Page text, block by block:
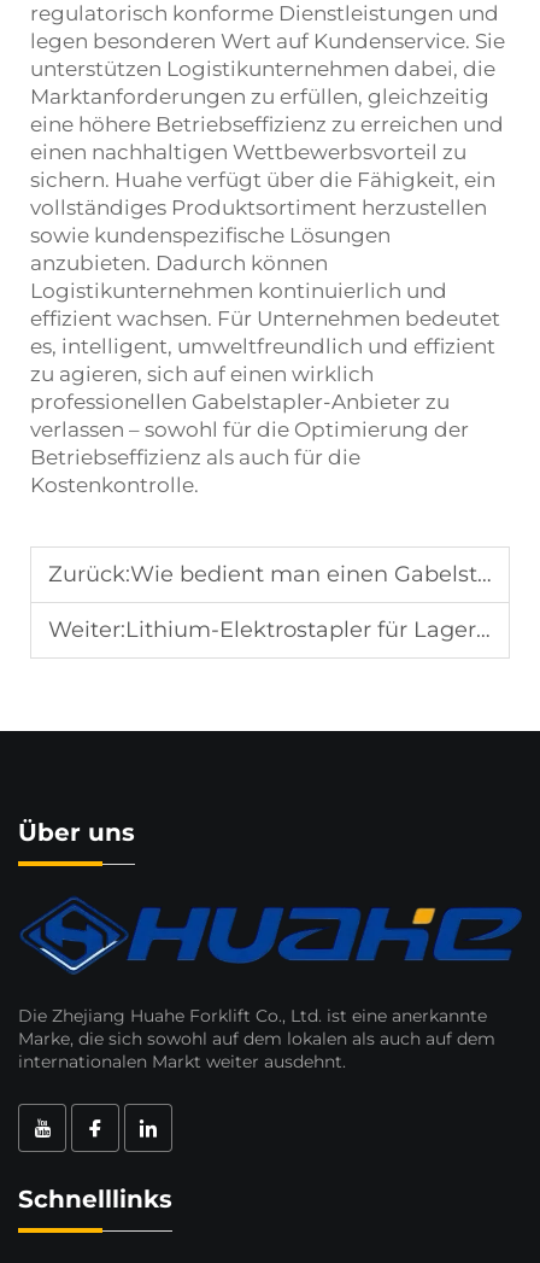
regulatorisch konforme Dienstleistungen und
legen besonderen Wert auf Kundenservice. Sie
unterstützen Logistikunternehmen dabei, die
Marktanforderungen zu erfüllen, gleichzeitig
eine höhere Betriebseffizienz zu erreichen und
einen nachhaltigen Wettbewerbsvorteil zu
sichern. Huahe verfügt über die Fähigkeit, ein
vollständiges Produktsortiment herzustellen
sowie kundenspezifische Lösungen
anzubieten. Dadurch können
Logistikunternehmen kontinuierlich und
effizient wachsen. Für Unternehmen bedeutet
es, intelligent, umweltfreundlich und effizient
zu agieren, sich auf einen wirklich
professionellen Gabelstapler-Anbieter zu
verlassen – sowohl für die Optimierung der
Betriebseffizienz als auch für die
Kostenkontrolle.
Zurück:Wie bedient man einen Gabelstapler für schmale Gänge?
Weiter:Lithium-Elektrostapler für Lagerhallen
Über uns
Die Zhejiang Huahe Forklift Co., Ltd. ist eine anerkannte
Marke, die sich sowohl auf dem lokalen als auch auf dem
internationalen Markt weiter ausdehnt.
Schnelllinks